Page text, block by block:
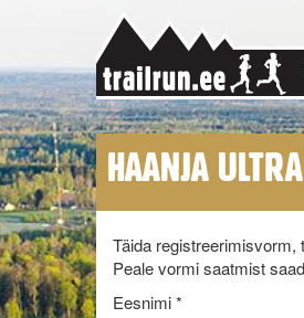
HAANJA
Täida registreerimisvorm,
Peale vormi saatmist
Eesnimi *